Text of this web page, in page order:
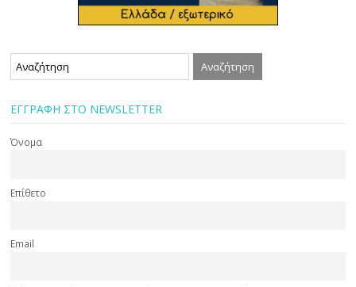
ΕΓΓΡΑΦΗ ΣΤΟ NEWSLETTER
Όνομα
Επίθετο
Email